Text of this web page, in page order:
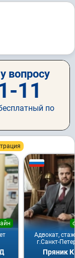
вопросу
11
по
Адвокат,
г.Санкт-
Пряник